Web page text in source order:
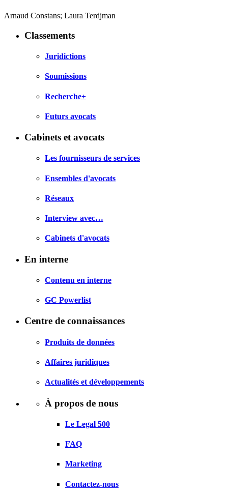
Arnaud Constans; Laura Terdjman
Classements
Juridictions
Soumissions
Recherche+
Futurs avocats
Cabinets et avocats
Les fournisseurs de services
Ensembles d'avocats
Réseaux
Interview avec…
Cabinets d'avocats
En interne
Contenu en interne
GC Powerlist
Centre de connaissances
Produits de données
Affaires juridiques
Actualités et développements
À propos de nous
Le Legal 500
FAQ
Marketing
Contactez-nous